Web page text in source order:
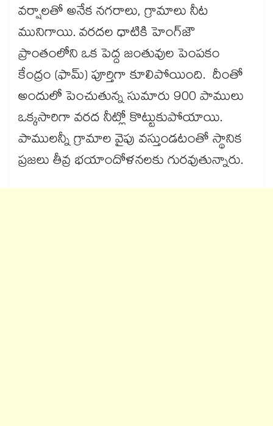
వర్షాలతో అనేక నగరాలు, గ్రామాలు నీట
మునిగాయి. వరదల ధాటికి హెంగ్‌‌జౌ
ప్రాంతంలోని ఒక పెద్ద జంతువుల పెంపకం
కేంద్రం (ఫామ్) పూర్తిగా కూలిపోయింది. దీంతో
అందులో పెంచుతున్న సుమారు 900 పాములు
ఒక్కసారిగా వరద నీట్లో కొట్టుకుపోయాయి.
పాములన్నీ గ్రామాల వైపు వస్తుండటంతో స్థానిక
ప్రజలు తీవ్ర భయాందోళనలకు గురవుతున్నారు.